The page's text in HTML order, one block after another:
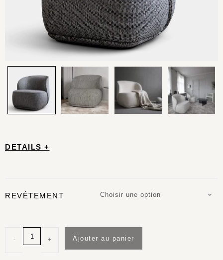
DETAILS +
REVÊTEMENT Choisir une option
- + Ajouter au panier